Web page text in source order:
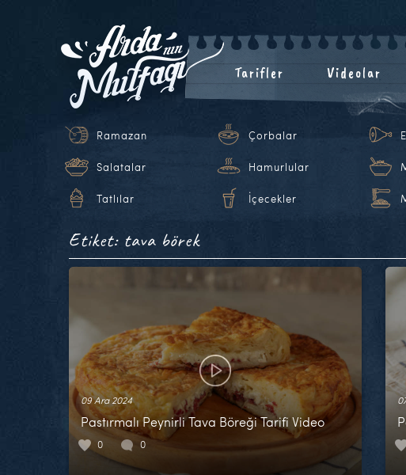
Tarifler Videolar
Ramazan Çorbalar
Salatalar Hamurlular
Tatlılar İçecekler
Etiket: tava börek
09 Ara 2024
Pastırmalı Peynirli Tava Böreği Tarifi Video
0 0